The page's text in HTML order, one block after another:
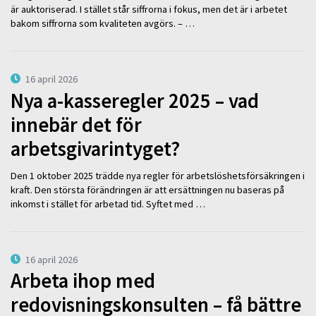
är auktoriserad. I stället står siffrorna i fokus, men det är i arbetet
bakom siffrorna som kvaliteten avgörs. – …
16 april 2026
Nya a-kasseregler 2025 – vad
innebär det för
arbetsgivarintyget?
Den 1 oktober 2025 trädde nya regler för arbetslöshetsförsäkringen i
kraft. Den största förändringen är att ersättningen nu baseras på
inkomst i stället för arbetad tid. Syftet med …
16 april 2026
Arbeta ihop med
redovisningskonsulten – få bättre